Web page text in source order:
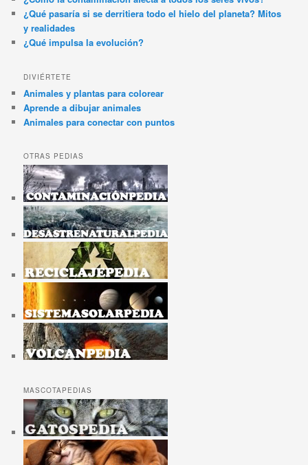
¿Qué pasaría si se derritiera todo el hielo del planeta? Mitos
y realidades
¿Qué impulsa la evolución?
DIVIÉRTETE
Animales y plantas para colorear
Aprende a dibujar animales
Animales para conectar con puntos
OTRAS PEDIAS
MASCOTAPEDIAS